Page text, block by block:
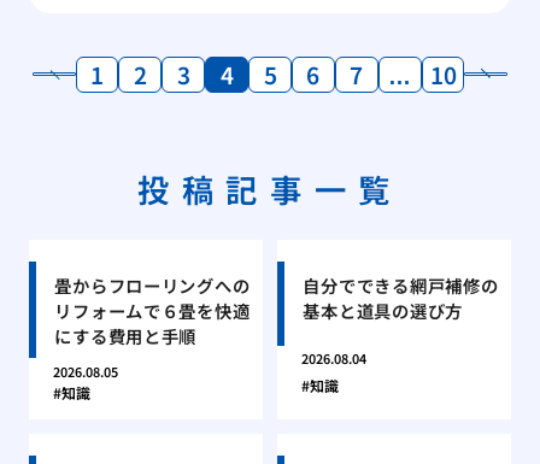
1 2 3 4 5 6 7 … 10
投稿記事一覧
畳からフローリングへの
リフォームで６畳を快適
にする費用と手順
2026.08.05
知識
自分でできる網戸補修の
基本と道具の選び方
2026.08.04
知識